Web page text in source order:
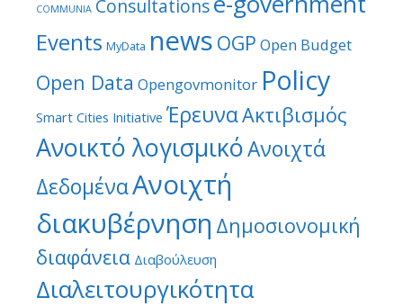
COMMUNIA Consultations
Events MyData news OGP Open Budget
Open Data Opengovmonitor Policy
Smart Cities Initiative ΈρευναΑκτιβισμός
Ανοικτό λογισμικόΑνοιχτά
ΔεδομέναΑνοιχτή
διακυβέρνηση Δημοσιονομική
διαφάνεια Διαβούλευση
Διαλειτουργικότητα